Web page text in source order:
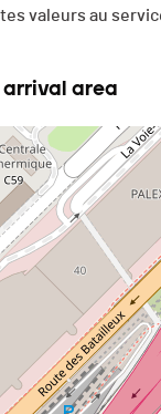
valeurs au
area